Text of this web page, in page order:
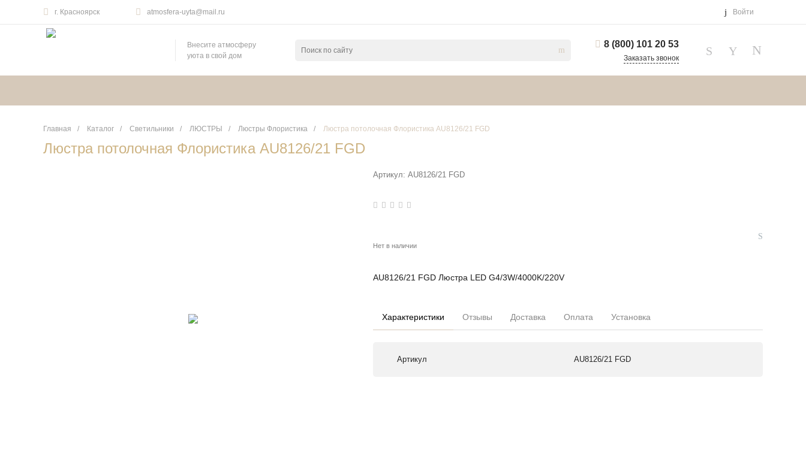
г. Красноярск atmosfera-uyta@mail.ru Войти
Внесите атмосферу
уюта в свой дом
8 (800) 101 20 53
Заказать звонок
Главная / Каталог / Светильники / ЛЮСТРЫ / Люстры Флористика / Люстра потолочная Флористика AU8126/21 FGD
Люстра потолочная Флористика AU8126/21 FGD
Артикул: AU8126/21 FGD
Нет в наличии
AU8126/21 FGD Люстра LED G4/3W/4000K/220V
Характеристики Отзывы Доставка Оплата Установка
Артикул AU8126/21 FGD